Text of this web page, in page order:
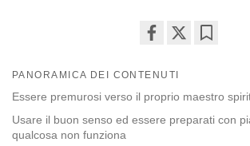
on
facebook
PANORAMICA DEI CONTENUTI
Essere premurosi verso il proprio maestro
Usare il buon senso ed essere preparati con
qualcosa non funziona